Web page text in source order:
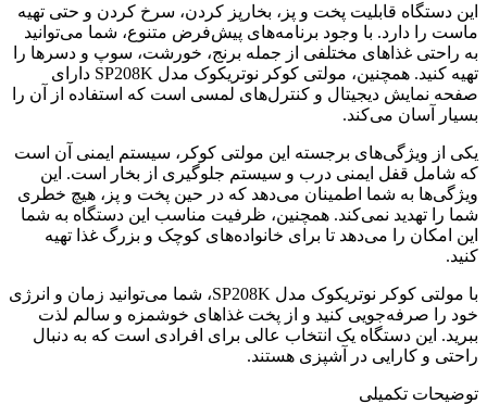
این دستگاه قابلیت پخت و پز، بخارپز کردن، سرخ کردن و حتی تهیه
ماست را دارد. با وجود برنامه‌های پیش‌فرض متنوع، شما می‌توانید
به راحتی غذاهای مختلفی از جمله برنج، خورشت، سوپ و دسرها را
تهیه کنید. همچنین، مولتی کوکر نوتریکوک مدل SP208K دارای
صفحه نمایش دیجیتال و کنترل‌های لمسی است که استفاده از آن را
بسیار آسان می‌کند.
یکی از ویژگی‌های برجسته این مولتی کوکر، سیستم ایمنی آن است
که شامل قفل ایمنی درب و سیستم جلوگیری از بخار است. این
ویژگی‌ها به شما اطمینان می‌دهد که در حین پخت و پز، هیچ خطری
شما را تهدید نمی‌کند. همچنین، ظرفیت مناسب این دستگاه به شما
این امکان را می‌دهد تا برای خانواده‌های کوچک و بزرگ غذا تهیه
کنید.
با مولتی کوکر نوتریکوک مدل SP208K، شما می‌توانید زمان و انرژی
خود را صرفه‌جویی کنید و از پخت غذاهای خوشمزه و سالم لذت
ببرید. این دستگاه یک انتخاب عالی برای افرادی است که به دنبال
راحتی و کارایی در آشپزی هستند.
توضیحات تکمیلی